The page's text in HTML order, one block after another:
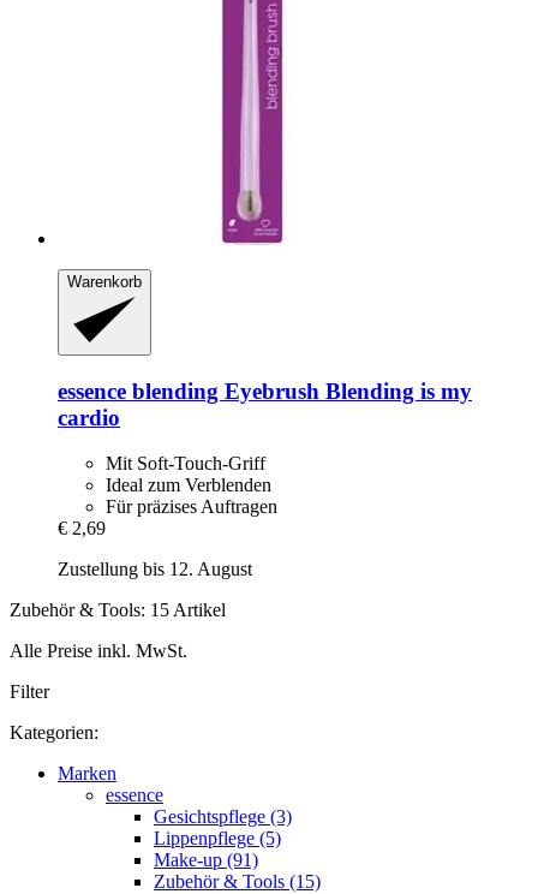
Warenkorb
essence blending Eyebrush Blending is my
cardio
Mit Soft-Touch-Griff
Ideal zum Verblenden
Für präzises Auftragen
€ 2,69
Zustellung bis 12. August
Zubehör & Tools: 15 Artikel
Alle Preise inkl. MwSt.
Filter
Kategorien:
Marken
essence
Gesichtspflege (3)
Lippenpflege (5)
Make-up (91)
Zubehör & Tools (15)